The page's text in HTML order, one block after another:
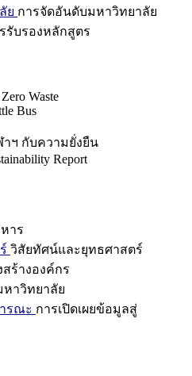
ย การจัดอันดับมหาวิทยาลัย
รับรองหลักสูตร
Waste
Bus
าฯ กับความยั่งยืน
Report
าร
วิสัยทัศน์และยุทธศาสตร์
สร้างองค์กร
หาวิทยาลัย
รณะ การเปิดเผยข้อมูลสู่